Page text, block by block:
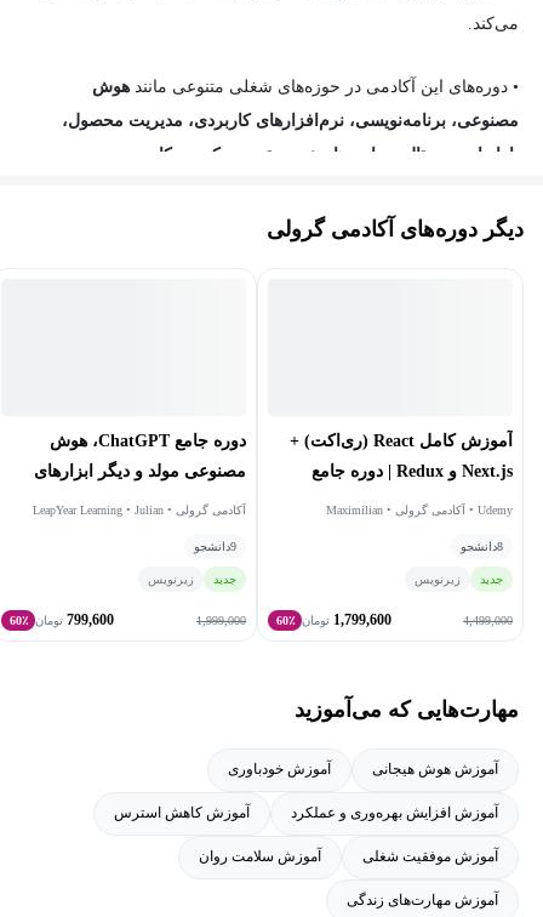
است که به چندین زبان ترجمه شده و بیش از یک میلیون دانشجو در
حرفه‌ای (Certified Humor Professional) نیز شناخته می‌شود، هرچند
خودش ادعا نمی‌کند که فردی بامزه است.
می‌کند.
• دوره‌های این آکادمی در حوزه‌های شغلی متنوعی مانند هوش
مصنوعی، برنامه‌نویسی، نرم‌افزارهای کاربردی، مدیریت محصول،
بازاریابی دیجیتال، مهارت‌های نرم
توسعه کسب‌وکار
دیگر دوره‌های آکادمی گرولی
آموزش کامل React (ری‌اکت) +
Next.js و Redux | دوره جامع
پروژه‌محور
Udemy • آکادمی گرولی • Maximilian
8دانشجو
جدید زیرنویس
4,499,000
1,799,600 تومان 60٪
دوره جامع ChatGPT، هوش
مصنوعی مولد و دیگر ابزارهای
پیشرفته هوش مصنوعی
آکادمی گرولی • LeapYear Learning • Julian
9دانشجو
جدید زیرنویس
1,999,000
799,600 تومان 60٪
مهارت‌هایی که می‌آموزید
آموزش هوش هیجانی آموزش خودباوری
آموزش افزایش بهره‌وری و عملکرد آموزش کاهش استرس
آموزش موفقیت شغلی آموزش سلامت روان
آموزش مهارت‌های زندگی